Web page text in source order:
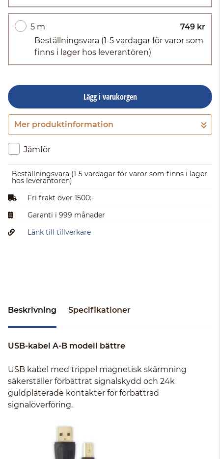
5 m
749 kr
Beställningsvara (1-5 vardagar för varor som
finns i lager hos leverantören)
Lägg i varukorgen
Gå till kassan
Mer produktinformation
Jämför
Beställningsvara (1-5 vardagar för varor som finns i lager
hos leverantören)
Fri frakt över 1500:-
Garanti i 999 månader
Länk till tillverkare
Beskrivning Specifikationer
USB-kabel A-B modell bättre
USB kabel med trippel magnetisk skärmning
säkerställer förbättrat signalskydd och 24k
guldpläterade kontakter för förbättrad
signalöverföring.